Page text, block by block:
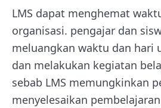
LMS dapat menghemat
organisasi. pengajar dan
meluangkan waktu dan hari
dan melakukan kegiatan
sebab LMS memungkinkan
menyelesaikan